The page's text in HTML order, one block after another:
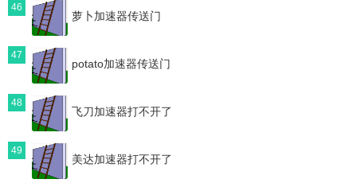
46
萝卜加速器传送门
47
potato加速器传送门
48
飞刀加速器打不开了
49
美达加速器打不开了